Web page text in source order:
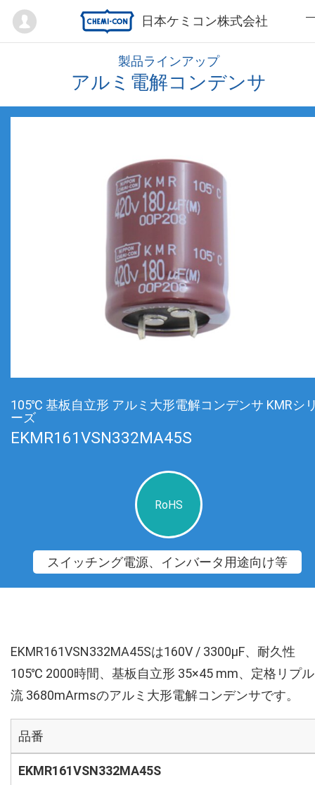
日本ケミコン株式会社
Mypage
製品ラインアップ
アルミ電解コンデンサ
105℃ 基板自立形 アルミ大形電解コンデンサ KMRシ
ーズ
EKMR161VSN332MA45S
RoHS
スイッチング電源、インバータ用途向け等
EKMR161VSN332MA45Sは160V / 3300µF、耐久性
105℃ 2000時間、基板自立形 35×45 mm、定格リプ
流 3680mArmsのアルミ大形電解コンデンサです。
品番
EKMR161VSN332MA45S